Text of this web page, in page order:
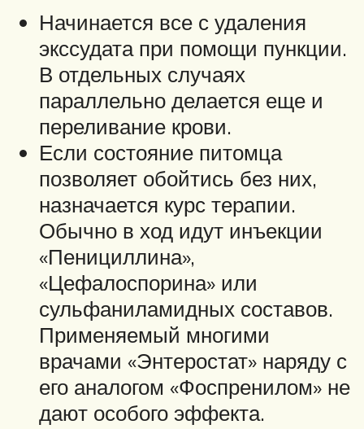
Начинается все с удаления
экссудата при помощи пункции.
В отдельных случаях
параллельно делается еще и
переливание крови.
Если состояние питомца
позволяет обойтись без них,
назначается курс терапии.
Обычно в ход идут инъекции
«Пенициллина»,
«Цефалоспорина» или
сульфаниламидных составов.
Применяемый многими
врачами «Энтеростат» наряду с
его аналогом «Фоспренилом» не
дают особого эффекта.